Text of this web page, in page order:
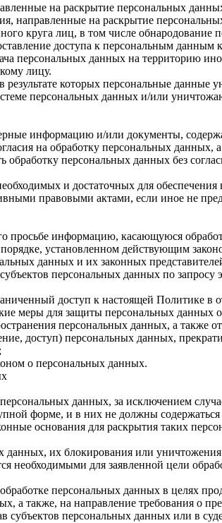
на раскрытие персональных
направленные на раскрытие
круга лиц, в том числе
доступа к персональным данным
персональных данных на территорию
лицу.
которых персональные данные
персональных данных и/или
информацию и/или документы,
на обработку персональных
персональных данных без
и достаточных для
правовыми актами, если иное не
просьбе информацию, касающуюся
установленном действующим
данных и их законных
персональных данных по
доступ к настоящей Политике
меры для защиты персональных данных
персональных данных, а
доступ) персональных данных,
о персональных данных.
данных, за исключением
форме, и в них не должны
основания для раскрытия таких
данных, их блокирования или
необходимыми для заявленной цели
персональных данных в целях
а также, на направление требования о
персональных данных или в